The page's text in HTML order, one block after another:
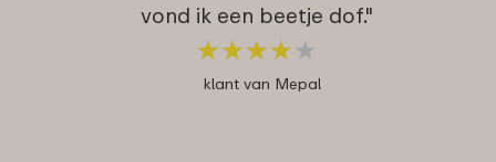
vond ik een beetje dof."
★★★★ ★
★★★★ ★
klant van Mepal